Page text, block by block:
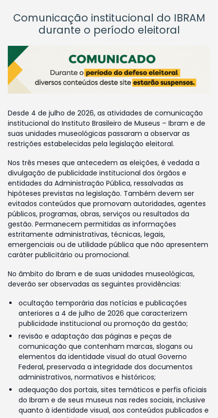
Comunicação institucional do IBRAM
durante o período eleitoral
Desde 4 de julho de 2026, as atividades de comunicação
institucional do Instituto Brasileiro de Museus – Ibram e de
suas unidades museológicas passaram a observar as
restrições estabelecidas pela legislação eleitoral.
Nos três meses que antecedem as eleições, é vedada a
divulgação de publicidade institucional dos órgãos e
entidades da Administração Pública, ressalvadas as
hipóteses previstas na legislação. Também devem ser
evitados conteúdos que promovam autoridades, agentes
públicos, programas, obras, serviços ou resultados da
gestão. Permanecem permitidas as informações
estritamente administrativas, técnicas, legais,
emergenciais ou de utilidade pública que não apresentem
caráter publicitário ou promocional.
No âmbito do Ibram e de suas unidades museológicas,
deverão ser observadas as seguintes providências:
ocultação temporária das notícias e publicações
anteriores a 4 de julho de 2026 que caracterizem
publicidade institucional ou promoção da gestão;
revisão e adaptação das páginas e peças de
comunicação que contenham marcas, slogans ou
elementos da identidade visual do atual Governo
Federal, preservada a integridade dos documentos
administrativos, normativos e históricos;
adequação dos portais, sites temáticos e perfis oficiais
do Ibram e de seus museus nas redes sociais, inclusive
quanto à identidade visual, aos conteúdos publicados e